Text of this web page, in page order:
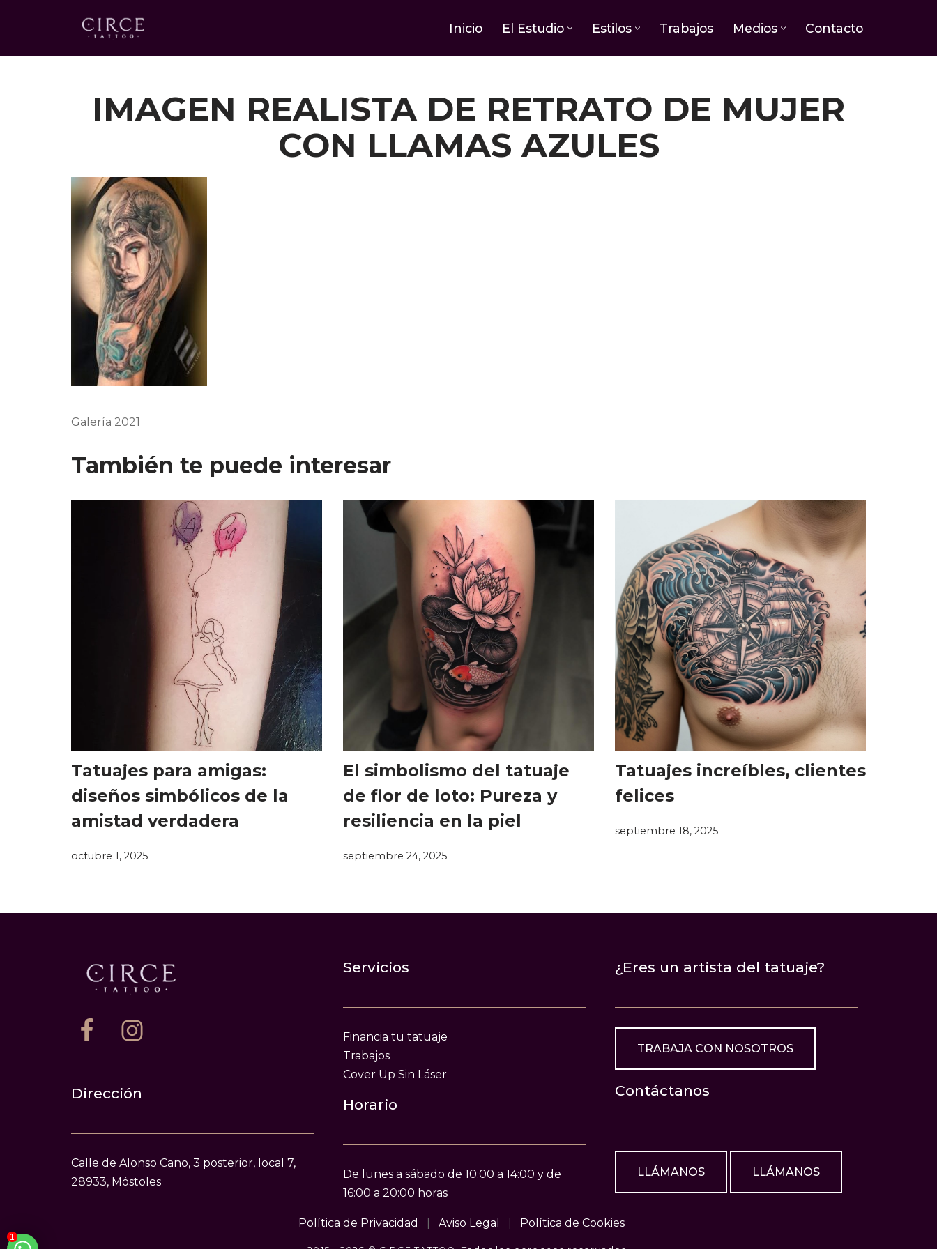
al
Inicio El Estudio Estilos Trabajos Medios Contacto
IMAGEN REALISTA DE RETRATO DE MUJER
CON LLAMAS AZULES
Galería 2021
También te puede interesar
Tatuajes para amigas:
diseños simbólicos de la
amistad verdadera
octubre 1, 2025
El simbolismo del tatuaje
de flor de loto: Pureza y
resiliencia en la piel
septiembre 24, 2025
Tatuajes increíbles, clientes
felices
septiembre 18, 2025
Dirección
Calle de Alonso Cano, 3 posterior, local 7,
28933, Móstoles
Servicios
Financia tu tatuaje
Trabajos
Cover Up Sin Láser
Horario
De lunes a sábado de 10:00 a 14:00 y de
16:00 a 20:00 horas
¿Eres un artista del tatuaje?
TRABAJA CON NOSOTROS
Contáctanos
LLÁMANOS LLÁMANOS
Política de Privacidad Aviso Legal Política de Cookies
1